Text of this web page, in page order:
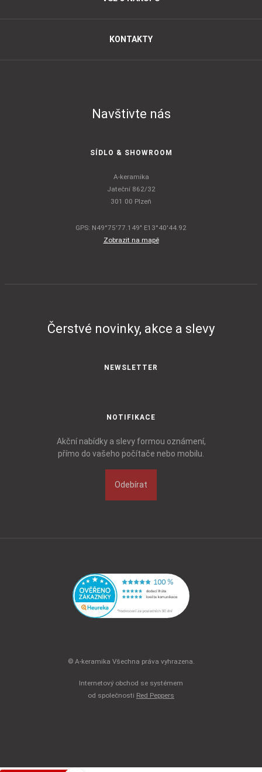
KONTAKTY
Navštivte nás
SÍDLO & SHOWROOM
A-keramika
Jateční 862/32
301 00 Plzeň
GPS: N49°75'77.149" E13°40'44.92
Zobrazit na mapě
Čerstvé novinky, akce a slevy
NEWSLETTER
NOTIFIKACE
Akční nabídky a slevy formou oznámení,
přímo do vašeho počítače nebo mobilu.
Odebírat
© A-keramika Všechna práva vyhrazena.
Internetový obchod se systémem
od společnosti Red Peppers